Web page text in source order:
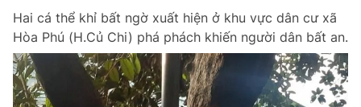
Hai cá thể khỉ bất ngờ xuất hiện ở khu vực dân cư xã
Hòa Phú (H.Củ Chi) phá phách khiến người dân bất an.